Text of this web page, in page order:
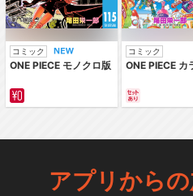
ス
ド
コミック
ONE PIECE モノクロ版
コミック
ONE PIECE カ
アプリからの